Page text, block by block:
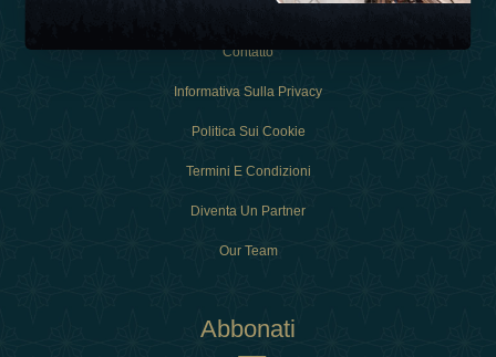
Contatto
Informativa Sulla Privacy
Politica Sui Cookie
Termini E Condizioni
Diventa Un Partner
Our Team
Abbonati